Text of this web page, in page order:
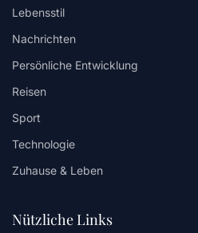
Lebensstil
Nachrichten
Persönliche Entwicklung
Reisen
Sport
Technologie
Zuhause & Leben
Nützliche Links